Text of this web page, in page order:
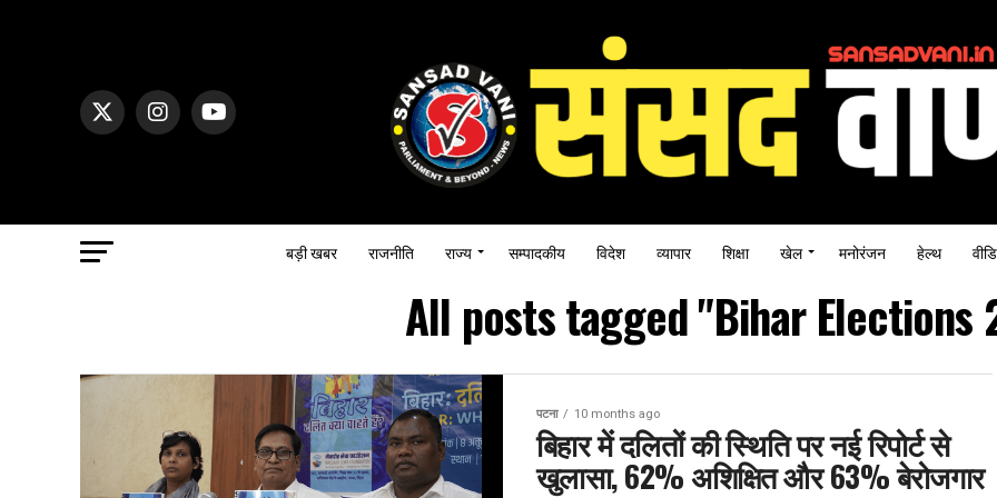
बड़ी खबर राजनीति राज्य सम्पादकीय विदेश व्यापार शिक्षा खेल मनोरंजन हेल्थ
All posts tagged "Bihar Elections
पटना 10 months ago
बिहार में दलितों की स्थिति पर नई रिपोर्ट से
खुलासा, 62% अशिक्षित और 63% बेरोजगार